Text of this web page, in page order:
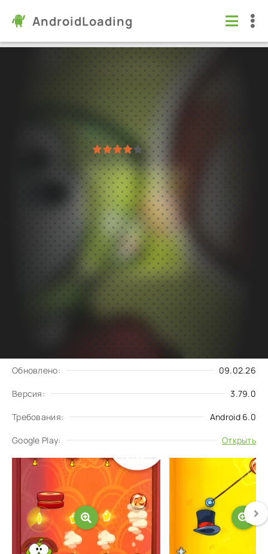
AndroidLoading
Cut the Rope
3.79.0
Проверено Kaspersky
26
Обновлено: 09.02.26
Версия: 3.79.0
Требования: Android 6.0
Google Play: Открыть